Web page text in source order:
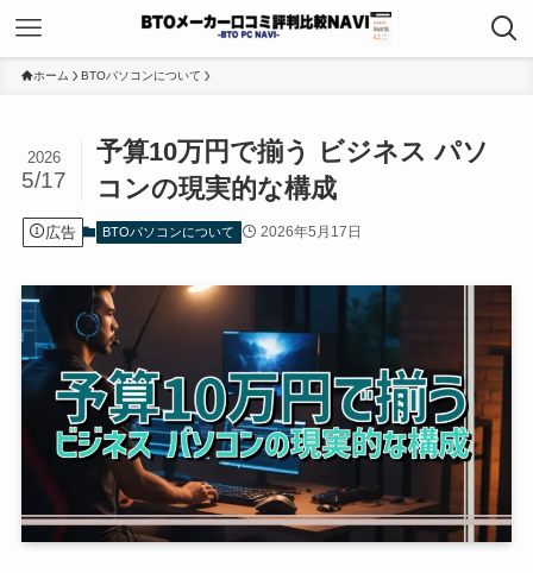
ホーム BTOパソコンについて
予算10万円で揃う ビジネス パソ
コンの現実的な構成
2026
5/17
広告 BTOパソコンについて 2026年5月17日